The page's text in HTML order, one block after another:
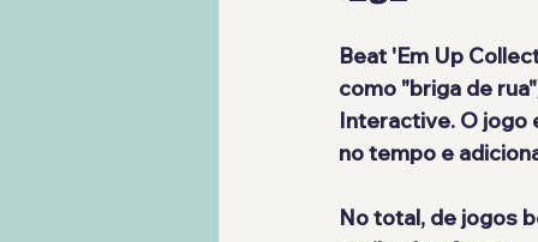
Beat 'Em Up
como "briga de
Interactive. O jogo
no tempo e
No total, de jogos